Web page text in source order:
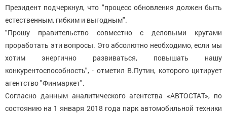
Президент подчеркнул, что "процесс обновления должен быть
естественным, гибким и выгодным".
"Прошу правительство совместно с деловыми кругами
проработать эти вопросы. Это абсолютно необходимо, если мы
хотим энергично развиваться, повышать нашу
конкурентоспособность", - отметил В.Путин, которого цитирует
агентство "Финмаркет".
Согласно данным аналитического агентства «АВТОСТАТ», по
состоянию на 1 января 2018 года парк автомобильной техники